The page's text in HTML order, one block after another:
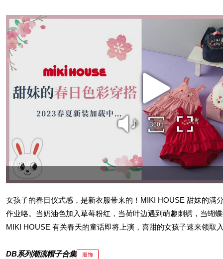
女孩子的春日仪式感，是新衣服带来的！MIKI HOUSE 甜妹的满
作业咯。当奶油色加入草莓粉红，当荷叶边遇到萌趣刺绣，当蝴
MIKI HOUSE 有关春天的童话即将上演，喜甜的女孩子速来领取
DB系列潮流帽子合集 服饰